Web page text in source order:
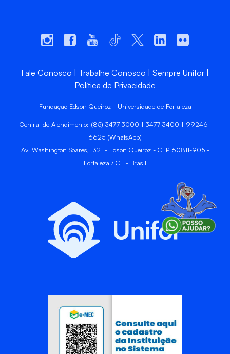
Fale Conosco Trabalhe Conosco
Sempre Unifor
Política de Privacidade
Fundação Edson Queiroz | Universidade de Fortaleza
Central de Atendimento: (85) 3477-3000 | 3477-3400 | 99246-
6625 (WhatsApp)
Av. Washington Soares, 1321 - Edson Queiroz - CEP 60811-905 -
Fortaleza / CE - Brasil